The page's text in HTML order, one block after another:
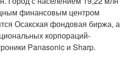
финансовым центром
Осакская фондовая биржа, а
корпораций-
Panasonic и Sharp.